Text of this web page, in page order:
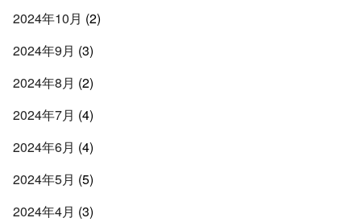
2024年10月 (2)
2024年9月 (3)
2024年8月 (2)
2024年7月 (4)
2024年6月 (4)
2024年5月 (5)
2024年4月 (3)